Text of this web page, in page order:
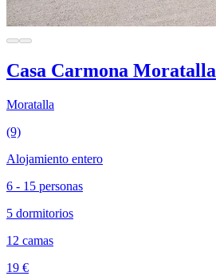
Casa Carmona Moratalla
Moratalla
(9)
Alojamiento entero
6 - 15 personas
5 dormitorios
12 camas
19 €